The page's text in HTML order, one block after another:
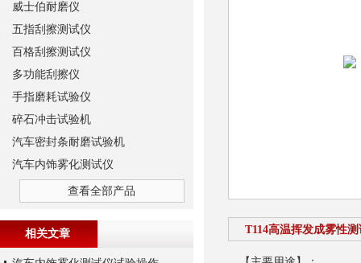
T114高温挥发成雾性
威士伯耐磨仪
五指刮擦测试仪
百格刮擦测试仪
多功能刮擦仪
手指磨耗试验仪
碎石冲击试验机
汽车密封条耐磨试验机
汽车内饰雾化测试仪
查看全部产品
相关文章